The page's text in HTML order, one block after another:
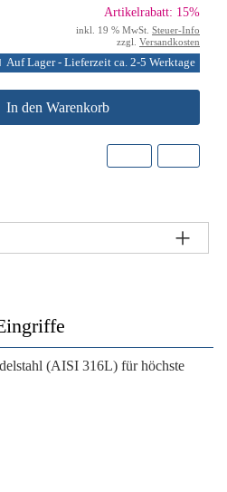
Artikelrabatt: 15%
inkl. 19 % MwSt. Steuer-Info
zzgl. Versandkosten
Auf Lager - Lieferzeit ca. 2-5 Werktage
In den Warenkorb
(AISI 316L) für höchste